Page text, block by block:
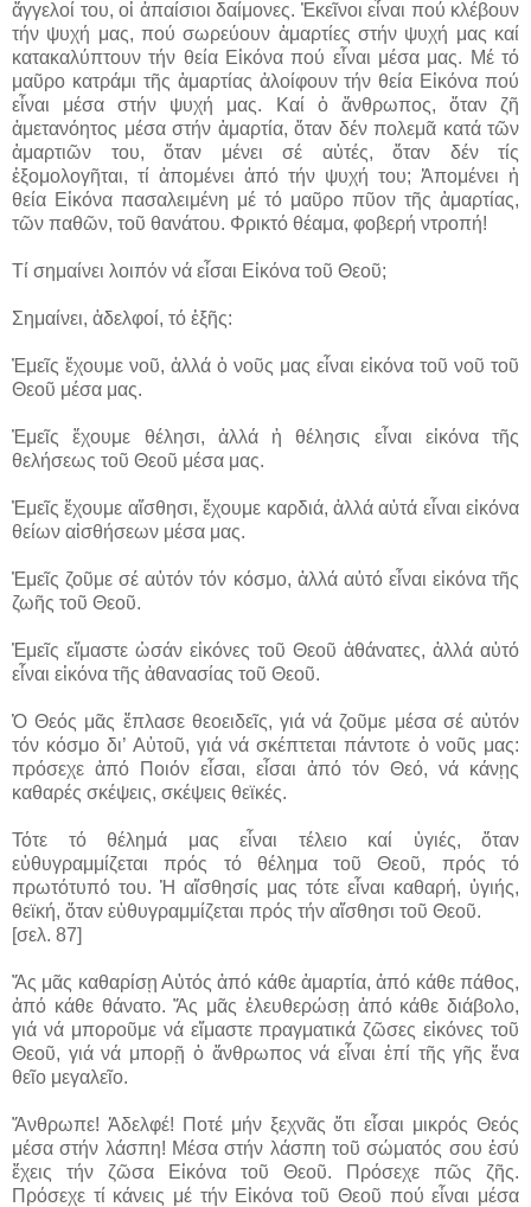
ἄγγελοί του, οἱ ἀπαίσιοι δαίμονες. Ἐκεῖνοι εἶναι πού κλέβουν
τήν ψυχή μας, πού σωρεύουν ἁμαρτίες στήν ψυχή μας καί
κατακαλύπτουν τήν θεία Εἰκόνα πού εἶναι μέσα μας. Μέ τό
μαῦρο κατράμι τῆς ἁμαρτίας ἀλοίφουν τήν θεία Εἰκόνα πού
εἶναι μέσα στήν ψυχή μας. Καί ὁ ἄνθρωπος, ὅταν ζῆ
ἀμετανόητος μέσα στήν ἁμαρτία, ὅταν δέν πολεμᾶ κατά τῶν
ἁμαρτιῶν του, ὅταν μένει σέ αὐτές, ὅταν δέν τίς
ἐξομολογῆται, τί ἀπομένει ἀπό τήν ψυχή του; Ἀπομένει ἡ
θεία Εἰκόνα πασαλειμένη μέ τό μαῦρο πῦον τῆς ἁμαρτίας,
τῶν παθῶν, τοῦ θανάτου. Φρικτό θέαμα, φοβερή ντροπή!
Τί σημαίνει λοιπόν νά εἶσαι Εἰκόνα τοῦ Θεοῦ;
Σημαίνει, ἀδελφοί, τό ἑξῆς:
Ἐμεῖς ἔχουμε νοῦ, ἀλλά ὁ νοῦς μας εἶναι εἰκόνα τοῦ νοῦ τοῦ
Θεοῦ μέσα μας.
Ἐμεῖς ἔχουμε θέλησι, ἀλλά ἡ θέλησις εἶναι εἰκόνα τῆς
θελήσεως τοῦ Θεοῦ μέσα μας.
Ἐμεῖς ἔχουμε αἴσθησι, ἔχουμε καρδιά, ἀλλά αὐτά εἶναι εἰκόνα
θείων αἰσθήσεων μέσα μας.
Ἐμεῖς ζοῦμε σέ αὐτόν τόν κόσμο, ἀλλά αὐτό εἶναι εἰκόνα τῆς
ζωῆς τοῦ Θεοῦ.
Ἐμεῖς εἴμαστε ὡσάν εἰκόνες τοῦ Θεοῦ ἀθάνατες, ἀλλά αὐτό
εἶναι εἰκόνα τῆς ἀθανασίας τοῦ Θεοῦ.
Ὁ Θεός μᾶς ἔπλασε θεοειδεῖς, γιά νά ζοῦμε μέσα σέ αὐτόν
τόν κόσμο δι’ Αὐτοῦ, γιά νά σκέπτεται πάντοτε ὁ νοῦς μας:
πρόσεχε ἀπό Ποιόν εἶσαι, εἶσαι ἀπό τόν Θεό, νά κάνῃς
καθαρές σκέψεις, σκέψεις θεϊκές.
Τότε τό θέλημά μας εἶναι τέλειο καί ὑγιές, ὅταν
εὐθυγραμμίζεται πρός τό θέλημα τοῦ Θεοῦ, πρός τό
πρωτότυπό του. Ἡ αἴσθησίς μας τότε εἶναι καθαρή, ὑγιής,
θεϊκή, ὅταν εὐθυγραμμίζεται πρός τήν αἴσθησι τοῦ Θεοῦ.
[σελ. 87]
Ἄς μᾶς καθαρίσῃ Αὐτός ἀπό κάθε ἁμαρτία, ἀπό κάθε πάθος,
ἀπό κάθε θάνατο. Ἄς μᾶς ἐλευθερώσῃ ἀπό κάθε διάβολο,
γιά νά μποροῦμε νά εἴμαστε πραγματικά ζῶσες εἰκόνες τοῦ
Θεοῦ, γιά νά μπορῇ ὁ ἄνθρωπος νά εἶναι ἐπί τῆς γῆς ἕνα
θεῖο μεγαλεῖο.
Ἄνθρωπε! Ἀδελφέ! Ποτέ μήν ξεχνᾶς ὅτι εἶσαι μικρός Θεός
μέσα στήν λάσπη! Μέσα στήν λάσπη τοῦ σώματός σου ἐσύ
ἔχεις τήν ζῶσα Εἰκόνα τοῦ Θεοῦ. Πρόσεχε πῶς ζῆς.
Πρόσεχε τί κάνεις μέ τήν Εἰκόνα τοῦ Θεοῦ πού εἶναι μέσα